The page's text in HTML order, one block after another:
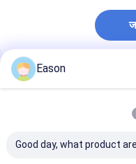
अनुशंसित उत्पाद
Eason
Good day, what product